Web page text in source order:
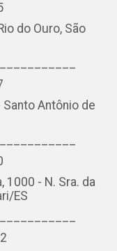
do Ouro, São
Antônio de
1000 - N. Sra. da
ES